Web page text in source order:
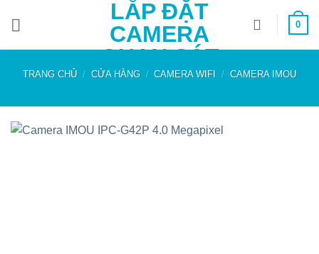
LẮP ĐẶT
CAMERA
QUAN SÁT
0
TRANG CHỦ / CỬA HÀNG / CAMERA WIFI / CAMERA IMOU